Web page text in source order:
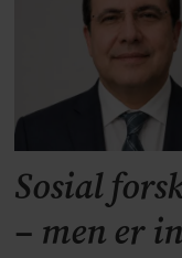
Sosial
– men er